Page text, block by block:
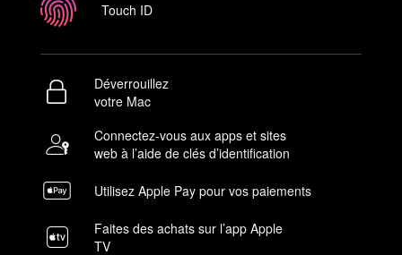
Touch ID
Déverrouillez
votre Mac
Connectez-vous aux apps et sites
web à l’aide de clés d’identifi­­cation
Utilisez Apple Pay pour vos paiements
Faites des achats sur l’app Apple
TV